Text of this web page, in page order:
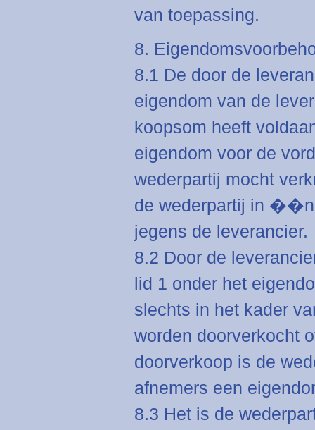
van toepassing.
8.
8.1 De door de
eigendom van de
koopsom heeft
eigendom voor de
wederpartij mocht
de wederpartij in ��n
jegens de leverancier.
8.2 Door de
lid 1 onder het
slechts in het kader
worden doorverkocht
doorverkoop is de
afnemers een
8.3 Het is de